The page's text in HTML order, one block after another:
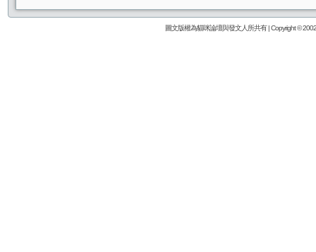
圖文版權為貓咪論壇與發文人所共有 | Copyright ©